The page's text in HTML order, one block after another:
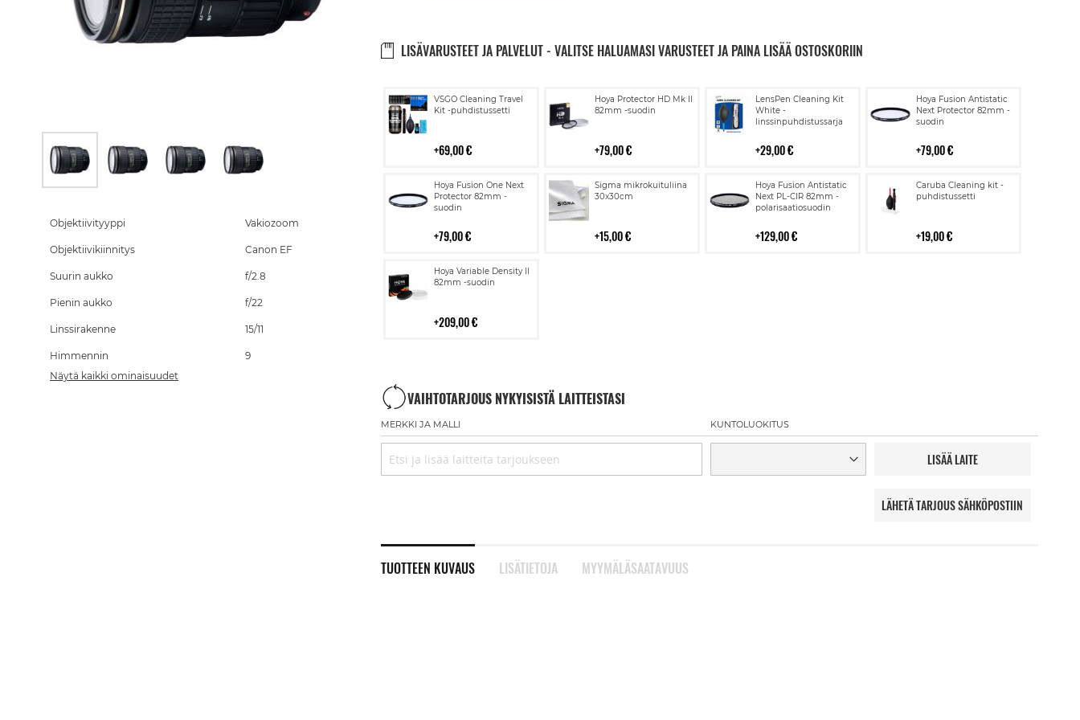
LISÄVARUSTEET JA PALVELUT - VALITSE HALUAMASI VARUSTEET JA PAINA LISÄÄ OSTOSKORIIN
VSGO Cleaning Travel
Kit -puhdistussetti
69,00 €
Lisää
ostoskoriin
Hoya Protector HD Mk II
82mm -suodin
79,00 €
Lisää
ostoskoriin
LensPen Cleaning Kit
White -
linssinpuhdistussarja
29,00 €
Lisää
ostoskoriin
Hoya Fusion Antistatic
Next Protector 82mm -
suodin
79,00 €
Lisää
ostoskoriin
Hoya Fusion One Next
Protector 82mm -
suodin
79,00 €
Lisää
ostoskoriin
Sigma mikrokuituliina
30x30cm
15,00 €
Lisää
ostoskoriin
Hoya Fusion Antistatic
Next PL-CIR 82mm -
polarisaatiosuodin
129,00 €
Lisää
ostoskoriin
Caruba Cleaning kit -
puhdistussetti
19,00 €
Lisää
ostoskoriin
Hoya Variable Density II
82mm -suodin
209,00 €
Lisää
ostoskoriin
VAIHTOTARJOUS NYKYISISTÄ LAITTEISTASI
MERKKI JA MALLI KUNTOLUOKITUS
LISÄÄ LAITE
LÄHETÄ TARJOUS SÄHKÖPOSTIIN
TUOTTEEN KUVAUS LISÄTIETOJA MYYMÄLÄSAATAVUUS
the
of
images
Objektiivityyppi Vakiozoom
Objektiivikiinnitys Canon EF
Suurin aukko f/2.8
Pienin aukko f/22
Linssirakenne 15/11
Himmennin
9
Näytä kaikki ominaisuudet